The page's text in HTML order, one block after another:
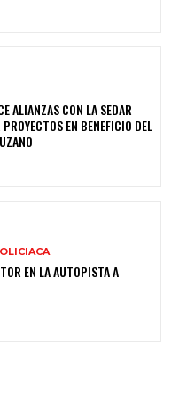
ALIANZAS CON LA SEDAR
EN BENEFICIO DEL
EN LA AUTOPISTA A